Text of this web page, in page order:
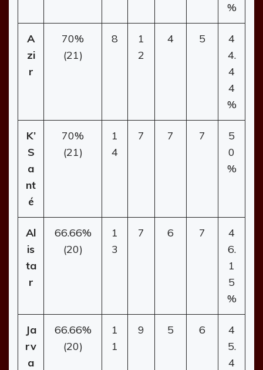
%
A
zi
r
70%
(21)
8
1
2
4 5
4
4.
4
4
%
K’
S
a
nt
é
70%
(21)
1
4
7 7 7
5
0
%
Al
is
ta
r
66.66%
(20)
1
3
7 6 7
4
6.
1
5
%
Ja
rv
a
66.66%
(20)
1
1
9 5 6
4
5.
4